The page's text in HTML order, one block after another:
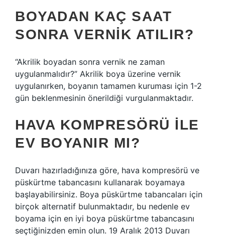
BOYADAN KAÇ SAAT
SONRA VERNIK ATILIR?
“Akrilik boyadan sonra vernik ne zaman
uygulanmalıdır?” Akrilik boya üzerine vernik
uygulanırken, boyanın tamamen kuruması için 1-2
gün beklenmesinin önerildiği vurgulanmaktadır.
HAVA KOMPRESÖRÜ ILE
EV BOYANIR MI?
Duvarı hazırladığınıza göre, hava kompresörü ve
püskürtme tabancasını kullanarak boyamaya
başlayabilirsiniz. Boya püskürtme tabancaları için
birçok alternatif bulunmaktadır, bu nedenle ev
boyama için en iyi boya püskürtme tabancasını
seçtiğinizden emin olun. 19 Aralık 2013 Duvarı